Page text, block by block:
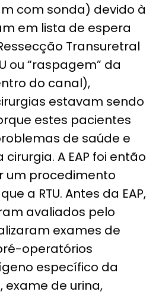
com sonda) devido à
em lista de espera
Transuretral
ou “raspagem” da
do canal),
estavam sendo
estes pacientes
de saúde e
A EAP foi então
um procedimento
a RTU. Antes da EAP,
avaliados pelo
exames de
operatórios
específico da
exame de urina,